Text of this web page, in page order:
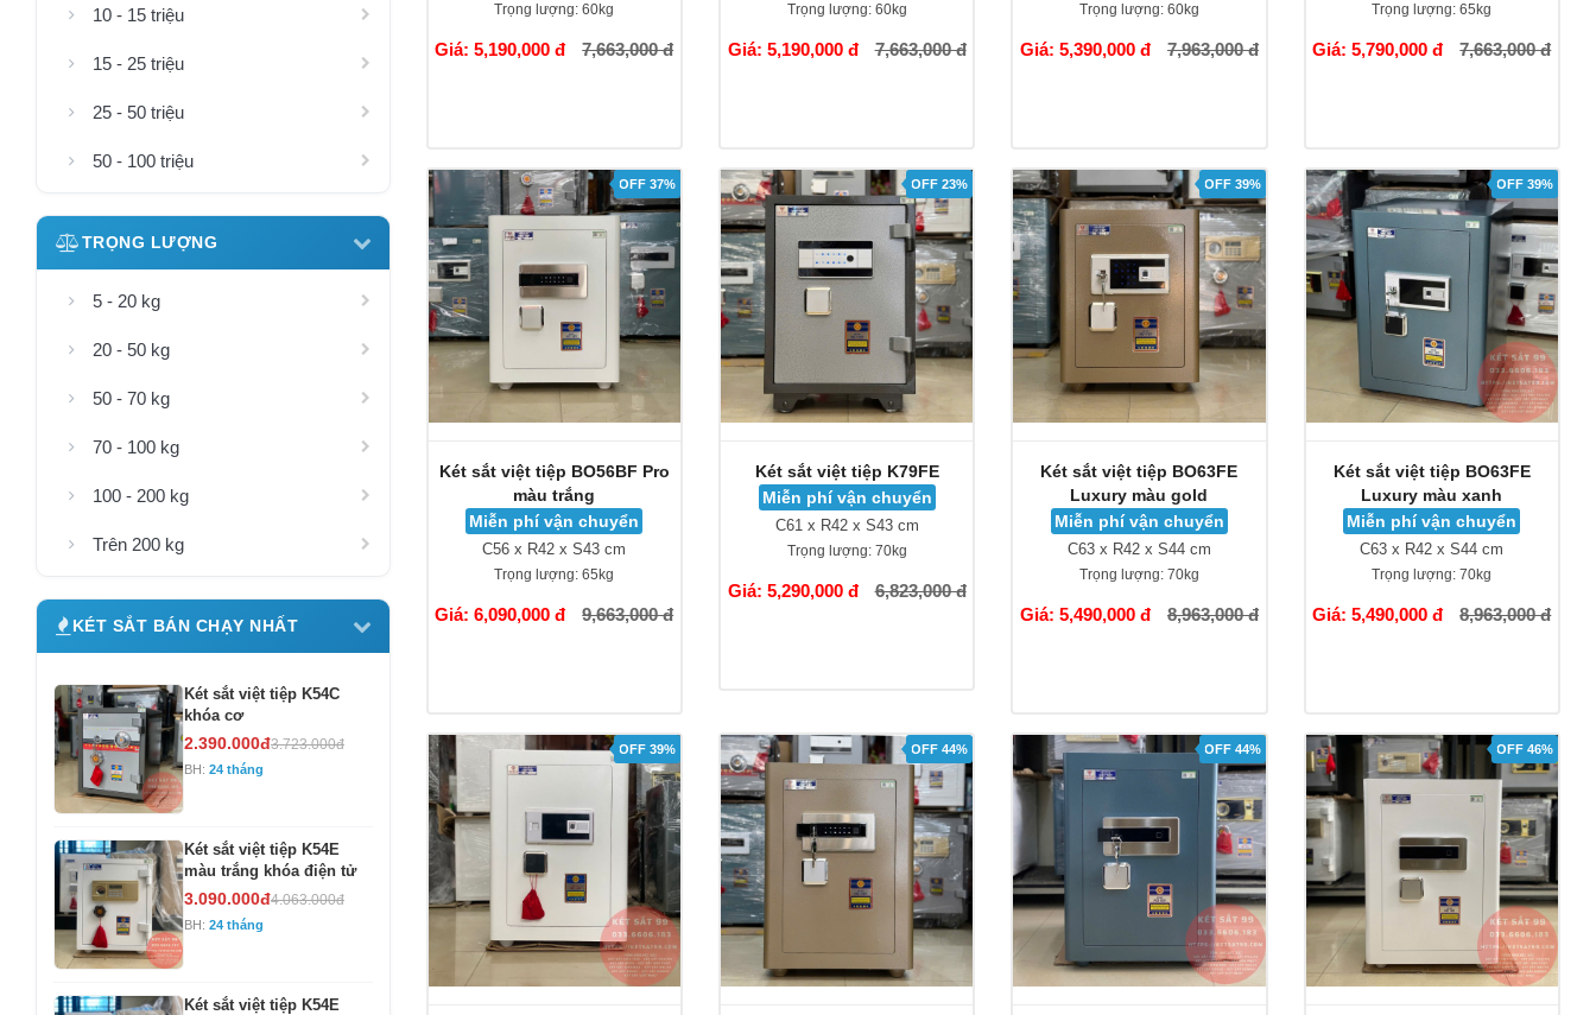
10 - 15 triệu
15 - 25 triệu
25 - 50 triệu
50 - 100 triệu
TRỌNG LƯỢNG
5 - 20 kg
20 - 50 kg
50 - 70 kg
70 - 100 kg
100 - 200 kg
Trên 200 kg
KÉT SẮT BÁN CHẠY NHẤT
Két sắt việt tiệp K54C
khóa cơ
2.390.000đ3.723.000đ
BH: 24 tháng
Két sắt việt tiệp K54E
màu trắng khóa điện tử
3.090.000đ4.063.000đ
BH: 24 tháng
Két sắt việt tiệp K54E
Trọng lượng: 60kg
Giá: 5,190,000 đ 7,663,000 đ
Trọng lượng:60kg
Giá: 5,190,000 đ 7,663,000 đ
Trọng lượng:60kg
Giá: 5,390,000 đ 7,963,000 đ
Trọng lượng: 65kg
Giá: 5,790,000 đ 7,663,000 đ
OFF 37%
Két sắt việt tiệp BO56BF Pro
màu trắng
Miễn phí vận chuyển
C56 x R42 x S43 cm
Trọng lượng: 65kg
Giá: 6,090,000 đ 9,663,000 đ
OFF 23%
Két sắt việt tiệp K79FE
Miễn phí vận chuyển
C61 x R42 x S43 cm
Trọng lượng:70kg
Giá: 5,290,000 đ 6,823,000 đ
OFF 39%
Két sắt việt tiệp BO63FE
Luxury màu gold
Miễn phí vận chuyển
C63 x R42 x S44 cm
Trọng lượng:70kg
Giá: 5,490,000 đ 8,963,000 đ
OFF 39%
Két sắt việt tiệp BO63FE
Luxury màu xanh
Miễn phí vận chuyển
C63 x R42 x S44 cm
Trọng lượng: 70kg
Giá: 5,490,000 đ 8,963,000 đ
OFF 39% OFF 44% OFF 44% OFF 46%